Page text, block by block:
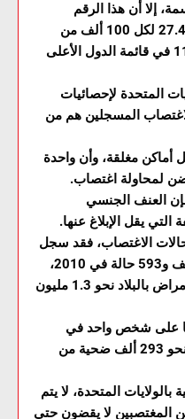
لكل 100 ألف نسمة، إلا أن هذا الرقم
انخفض في السنوات الأخيرة إلى 27.4 لكل 100 ألف من
السكان، ما يضعها عند المرتبة الـ11 في قائمة الدول الأعلى
المتحدة لإحصائيات
ضحايا الاغتصاب المسجلين هم من
أماكن مغلقة، وأن واحدة
فإن العنف الجنسي
التي يقل الإبلاغ عنها.
الاغتصاب، فقد سجل
مكتب التحقيقات الفيدرالي 85 ألف و593 حالة في 2010،
في حين سجلت مراكز مكافحة الأمراض بالبلاد نحو 1.3 مليون
جنسيًا على شخص واحد في
الولايات المتحدة، وكل عام هناك نحو 293 ألف ضحية من
بالولايات المتحدة، لا يتم
بها، في حين 98% من المغتصبين لا يقضون حتى